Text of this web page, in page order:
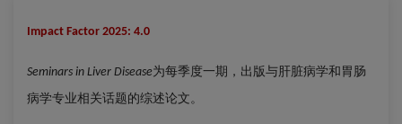
Impact Factor 2025: 4.0
Seminars in Liver Disease为每季度一期，出版与肝脏病学和胃肠
病学专业相关话题的综述论文。